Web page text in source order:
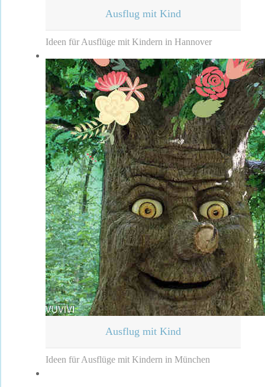
Ausflug mit Kind
Ideen für Ausflüge mit Kindern in Hannover
Ausflug mit Kind
Ideen für Ausflüge mit Kindern in München